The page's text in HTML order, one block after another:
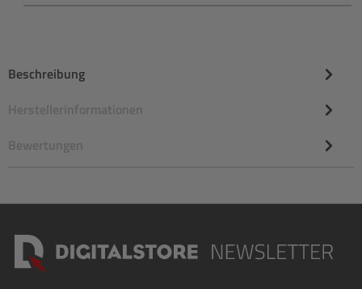
Beschreibung
Herstellerinformationen
Bewertungen